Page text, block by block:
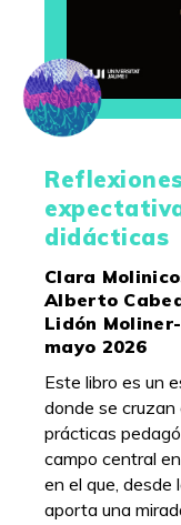
didácticas
Clara
Alberto
Lidón
mayo 2026
Este libro es un
donde se
prácticas
campo central
en el que,
aporta una